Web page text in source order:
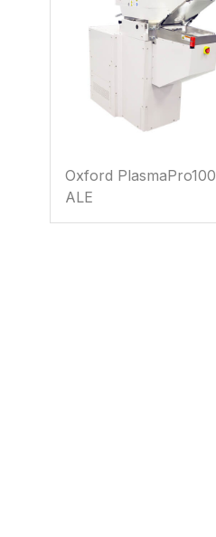
Oxford PlasmaPro100
ALE